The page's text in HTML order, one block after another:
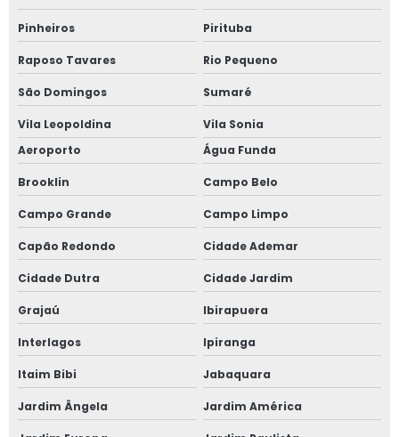
Plataforma tesoura 10m preço
Plataforma tesoura 12m
Plataforma tesoura 12m preço
Pinheiros Pirituba
Raposo Tavares Rio Pequeno
São Domingos Sumaré
Vila Leopoldina
Vila Sonia
Aeroporto
Água Funda
Brooklin Campo Belo
Campo Grande Campo Limpo
Capão Redondo Cidade Ademar
Cidade Dutra Cidade Jardim
Grajaú Ibirapuera
Interlagos Ipiranga
Itaim Bibi Jabaquara
Jardim Ângela Jardim América